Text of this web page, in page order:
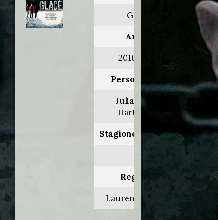
Glacé
Anno:
2016>2017
Personaggio:
Julian Alois
Hartmann
Stagione.Episodio:
Regia di:
Laurent Herbiet